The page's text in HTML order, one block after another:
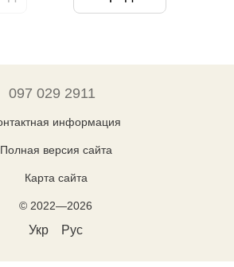
097 029 2911
информация
Полная версия сайта
Карта сайта
© 2022—2026
Укр Рус